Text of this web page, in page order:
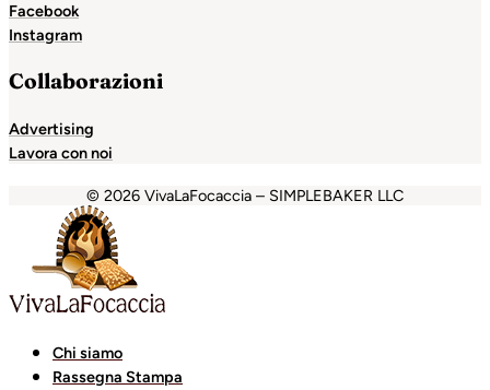
Facebook
Instagram
Collaborazioni
Advertising
Lavora con noi
© 2026 VivaLaFocaccia – SIMPLEBAKER LLC
Holiganbet
Chi siamo
Rassegna Stampa